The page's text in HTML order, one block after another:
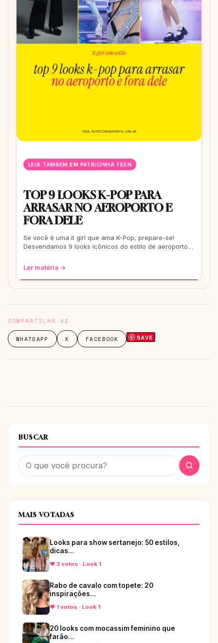
LEIA TAMBÉM EM PATRICINHA TEEN
TOP 9 LOOKS K-POP PARA
ARRASAR NO AEROPORTO E
FORA DELE
Se você é uma it girl que ama K-Pop, prepare-se!
Desvendamos 9 looks icônicos do estilo de aeroporto
Ler matéria →
COMPARTILHA AI
WHATSAPP X FACEBOOK SAVE
BUSCAR
MAIS VOTADAS
Looks para show sertanejo: 50 estilos,
dicas…
♥ 3 votos · Look 1
Rabo de cavalo com topete: 20
inspirações…
♥ 1 votos · Look 1
20 looks com mocassim feminino que
farão…